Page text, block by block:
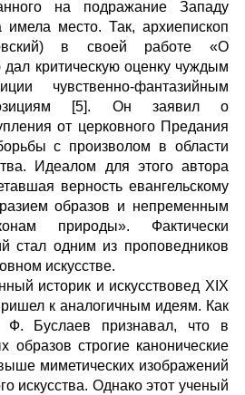
на подражание Западу
имела место. Так, архиепископ
в своей работе «О
дал критическую оценку чуждым
чувственно-фантазийным
[5]. Он заявил о
от церковного Предания
с произволом в области
Идеалом для этого автора
верность евангельскому
образов и непременным
природы». Фактически
стал одним из проповедников
искусстве.
историк и искусствовед XIX
к аналогичным идеям. Как
Буслаев признавал, что в
образов строгие канонические
миметических изображений
искусства. Однако этот ученый